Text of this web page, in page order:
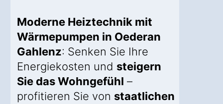
Moderne Heiztechnik mit
Wärmepumpen in Oederan
Gahlenz: Senken Sie Ihre
Energiekosten und steigern
Sie das Wohngefühl –
profitieren Sie von staatlichen